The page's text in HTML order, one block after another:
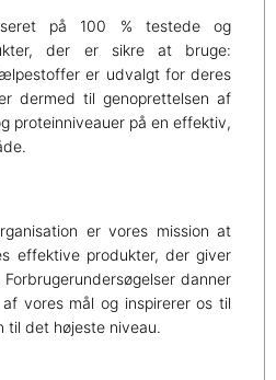
på 100 % testede og
der er sikre at bruge:
er udvalgt for deres
dermed til genoprettelsen af
proteinniveauer på en effektiv,
er vores mission at
effektive produkter, der giver
danner
vores mål og inspirerer os til
til det højeste niveau.